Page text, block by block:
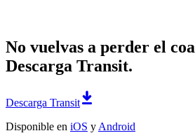
No vuelvas a perder el
Descarga Transit.
Descarga Transit
Disponible en iOS y Android